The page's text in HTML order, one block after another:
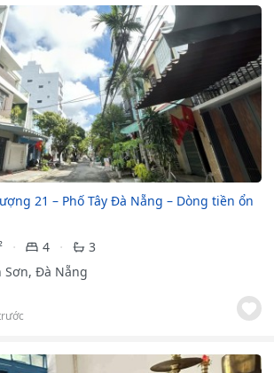
21 – Phố Tây Đà Nẵng – Dòng tiền ổn
4
3
Sơn, Đà Nẵng